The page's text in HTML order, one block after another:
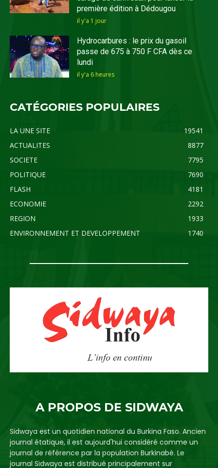
première édition à Dédougou
il y'a 1 jour
Hydrocarbures : le prix du gasoil
passe de 675 à 750 F CFA dès ce
lundi
il y'a 6 heures
CATÉGORIES POPULAIRES
LA UNE SITE
19541
ACTUALITES
8877
SOCIETE
7795
POLITIQUE
7690
FLASH
4181
ECONOMIE
2292
REGION
1933
ENVIRONNEMENT ET DEVELOPPEMENT
1740
A PROPOS DE SIDWAYA
Sidwaya est un quotidien national du Burkina Faso. Ancien
journal étatique, il est aujourd'hui considéré comme un
journal de référence par la population Burkinabè. Le
journal Sidwaya est distribué principalement sur